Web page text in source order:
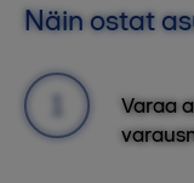
Näin ostat
Varaa